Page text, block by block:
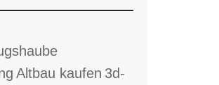
Altbau kaufen 3d-